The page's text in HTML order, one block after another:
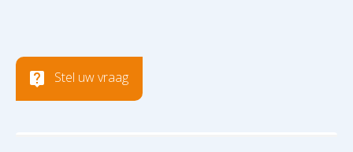
Stel uw vraag